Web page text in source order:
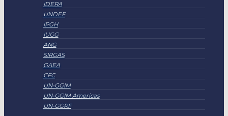
IDERA
UNDEF
IPGH
IUGG
ANG
SIRGAS
GAEA
CFC
UN-GGIM
UN-GGIM Americas
UN-GGRF